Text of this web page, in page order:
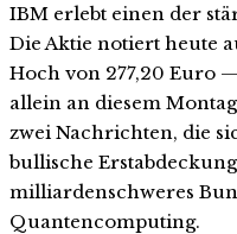
IBM erlebt einen der
Die Aktie notiert heute
Hoch von 277,20 Euro
allein an diesem
zwei Nachrichten, die
bullische
milliardenschweres
Quantencomputing.